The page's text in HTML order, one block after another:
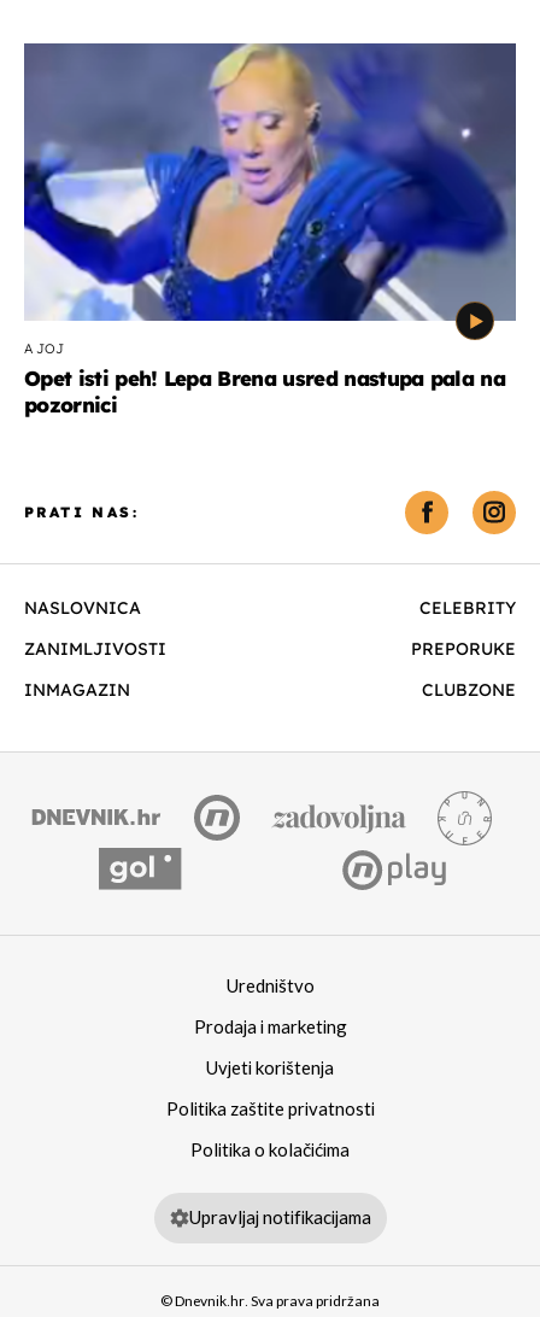
A JOJ
Opet isti peh! Lepa Brena usred nastupa pala na
pozornici
NASLOVNICA
CELEBRITY
ZANIMLJIVOSTI
PREPORUKE
INMAGAZIN
CLUBZONE
PRATI NAS:
Uredništvo
Prodaja i marketing
Uvjeti korištenja
Politika zaštite privatnosti
Politika o kolačićima
Upravljaj notifikacijama
© Dnevnik.hr. Sva prava pridržana